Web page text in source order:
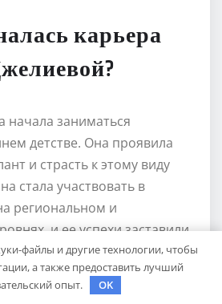
карьера
начала заниматься
детстве. Она проявила
и страсть к этому виду
стала участвовать в
региональном и
и ее успехи заставили
и спортивных агентов. Ее
гору, и она стала известной
мире.
файлы и другие технологии, чтобы
а также предоставить лучший
опыт.
OK